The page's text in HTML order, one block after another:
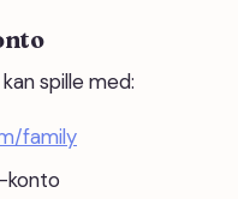
spille med:
family
konto